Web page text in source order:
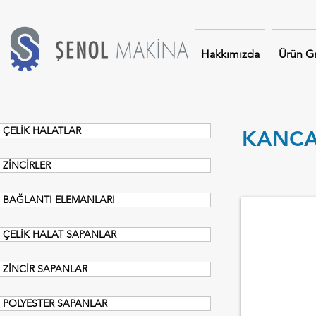
Hakkımızda Ürün
ÇELİK HALATLAR
ZİNCİRLER
BAĞLANTI ELEMANLARI
ÇELİK HALAT SAPANLAR
ZİNCİR SAPANLAR
POLYESTER SAPANLAR